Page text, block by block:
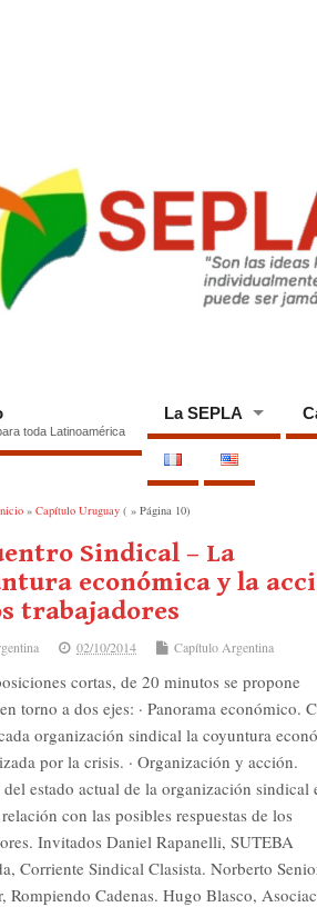
toda Latinoamérica
La SEPLA
» Capítulo Uruguay ( » Página 10)
Sindical – La
económica y la
trabajadores
02/10/2014 Capítulo Argentina
cortas, de 20 minutos se propone
torno a dos ejes: · Panorama económico.
organización sindical la coyuntura
por la crisis. · Organización y acción.
estado actual de la organización sindical
con las posibles respuestas de los
Invitados Daniel Rapanelli, SUTEBA
Corriente Sindical Clasista. Norberto
Rompiendo Cadenas. Hugo Blasco,